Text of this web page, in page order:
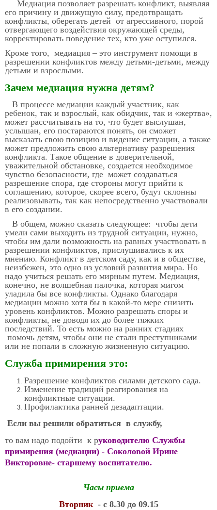
Медиация позволяет разрешать конфликт, выявляя
его причину и движущую силу, предотвращать
конфликты, оберегать детей от агрессивного, порой
отвергающего воздействия окружающей среды,
корректировать поведение тех, кто уже оступился.
Кроме того, медиация – это инструмент помощи в
разрешении конфликтов между детьми-детьми, между
детьми и взрослыми.
Зачем медиация нужна детям?
В процессе медиации каждый участник, как
ребенок, так и взрослый, как обидчик, так и «жертва»,
может рассчитывать на то, что будет выслушан,
услышан, его постараются понять, он сможет
высказать свою позицию и видение ситуации, а также
может предложить свою альтернативу разрешения
конфликта. Такое общение в доверительной,
уважительной обстановке, создается необходимое
чувство безопасности, где может создаваться
разрешение спора, где стороны могут прийти к
соглашению, которое, скорее всего, будут склонны
реализовывать, так как непосредственно участвовали
в его создании.
В общем, можно сказать следующее: чтобы дети
умели сами выходить из трудной ситуации, нужно,
чтобы им дали возможность на равных участвовать в
разрешении конфликтов, прислушивались к их
мнению. Конфликт в детском саду, как и в обществе,
неизбежен, это одно из условий развития мира. Но
надо учиться решать его мирным путем. Медиация,
конечно, не волшебная палочка, которая мигом
уладила бы все конфликты. Однако благодаря
медиации можно хотя бы в какой-то мере снизить
уровень конфликтов. Можно разрешать споры и
конфликты, не доводя их до более тяжких
последствий. То есть можно на ранних стадиях
помочь детям, чтобы они не стали преступниками
или не попали в сложную жизненную ситуацию.
Служба примирения это:
Разрешение конфликтов силами детского сада.
Изменение традиций реагирования на
конфликтные ситуации.
Профилактика ранней дезадаптации.
Если вы решили обратиться в службу,
то вам надо подойти к руководителю Службы
примирения (медиации) - Соколовой Ирине
Викторовне- старшему воспитателю.
Часы приема
Вторник- с 8.30 до 09.15